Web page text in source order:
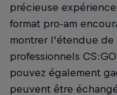
précieuse
format pro-am
montrer l'étendue
professionnels
pouvez également
peuvent être